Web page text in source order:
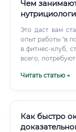
Чем
Это даст вам
опыт работы "в
в фитнес-клуб,
всего, потребуют
вашу
Читать статью →
Как быстро